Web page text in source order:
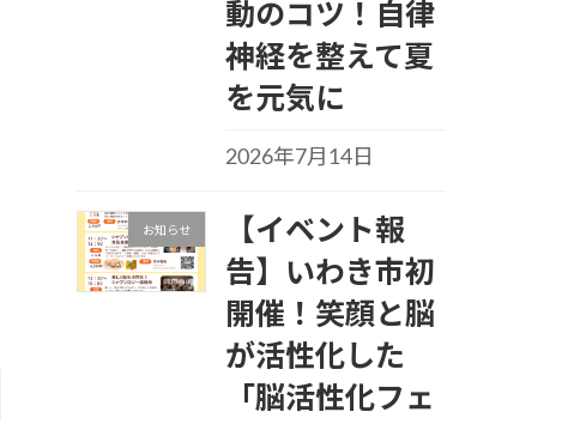
動のコツ！自律
神経を整えて夏
を元気に
2026年7月14日
お知らせ
【イベント報
告】いわき市初
開催！笑顔と脳
が活性化した
「脳活性化フェ